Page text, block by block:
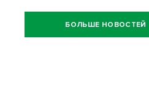
БОЛЬШЕ НОВОСТЕЙ